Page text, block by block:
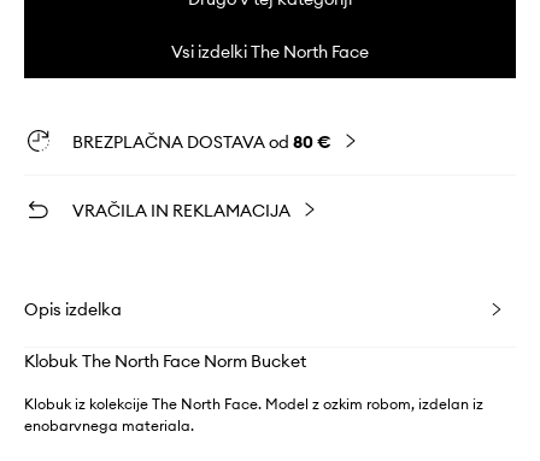
Vsi izdelki The North Face
BREZPLAČNA DOSTAVA od 80 €
VRAČILA IN REKLAMACIJA
Opis izdelka
Klobuk The North Face Norm Bucket
Klobuk iz kolekcije The North Face. Model z ozkim robom, izdelan iz
enobarvnega materiala.